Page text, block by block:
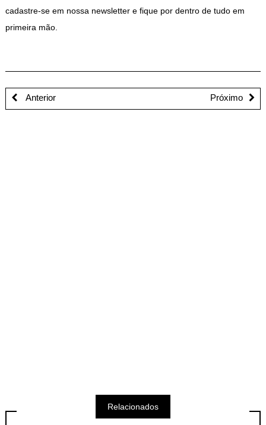
cadastre-se em nossa newsletter e fique por dentro de tudo em
primeira mão.
Anterior Próximo
Relacionados